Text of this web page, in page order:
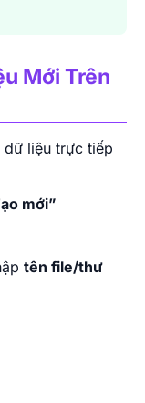
Mới Trên
liệu trực tiếp
mới”
tên file/thư